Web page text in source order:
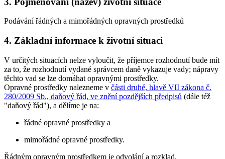
Podávání řádných a mimořádných opravných prostředků
4. Základní informace k životní situaci
V určitých situacích nelze vyloučit, že příjemce rozhodnutí bude mít
za to, že rozhodnutí vydané správcem daně vykazuje vady; nápravy
těchto vad se lze domáhat opravnými prostředky.
Opravné prostředky nalezneme v části druhé, hlavě VII zákona č.
280/2009 Sb., daňový řád, ve znění pozdějších předpisů (dále též
"daňový řád"), a dělíme je na:
řádné opravné prostředky a
mimořádné opravné prostředky.
Řádným opravným prostředkem je odvolání a rozklad.